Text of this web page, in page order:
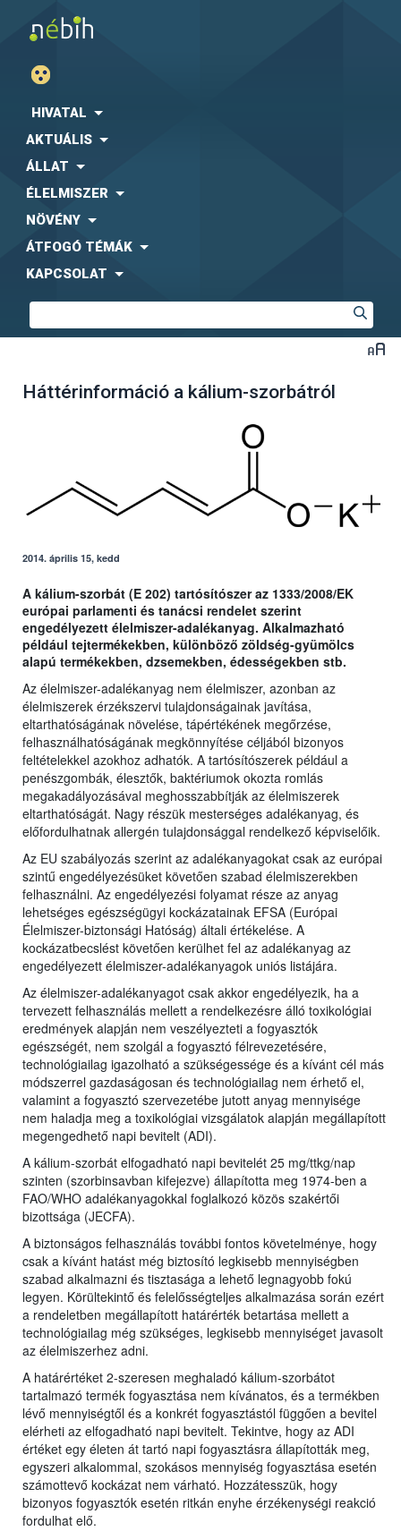
HIVATAL
AKTUÁLIS
ÁLLAT
ÉLELMISZER
NÖVÉNY
ÁTFOGÓ TÉMÁK
KAPCSOLAT
Háttérinformáció a kálium-szorbátról
2014. április 15, kedd
A kálium-szorbát (E 202) tartósítószer az 1333/2008/EK
európai parlamenti és tanácsi rendelet szerint
engedélyezett élelmiszer-adalékanyag. Alkalmazható
például tejtermékekben, különböző zöldség-gyümölcs
alapú termékekben, dzsemekben, édességekben stb.
Az élelmiszer-adalékanyag nem élelmiszer, azonban az
élelmiszerek érzékszervi tulajdonságainak javítása,
eltarthatóságának növelése, tápértékének megőrzése,
felhasználhatóságának megkönnyítése céljából bizonyos
feltételekkel azokhoz adhatók. A tartósítószerek például a
penészgombák, élesztők, baktériumok okozta romlás
megakadályozásával meghosszabbítják az élelmiszerek
eltarthatóságát. Nagy részük mesterséges adalékanyag, és
előfordulhatnak allergén tulajdonsággal rendelkező képviselőik.
Az EU szabályozás szerint az adalékanyagokat csak az európai
szintű engedélyezésüket követően szabad élelmiszerekben
felhasználni. Az engedélyezési folyamat része az anyag
lehetséges egészségügyi kockázatainak EFSA (Európai
Élelmiszer-biztonsági Hatóság) általi értékelése. A
kockázatbecslést követően kerülhet fel az adalékanyag az
engedélyezett élelmiszer-adalékanyagok uniós listájára.
Az élelmiszer-adalékanyagot csak akkor engedélyezik, ha a
tervezett felhasználás mellett a rendelkezésre álló toxikológiai
eredmények alapján nem veszélyezteti a fogyasztók
egészségét, nem szolgál a fogyasztó félrevezetésére,
technológiailag igazolható a szükségessége és a kívánt cél más
módszerrel gazdaságosan és technológiailag nem érhető el,
valamint a fogyasztó szervezetébe jutott anyag mennyisége
nem haladja meg a toxikológiai vizsgálatok alapján megállapított
megengedhető napi bevitelt (ADI).
A kálium-szorbát elfogadható napi bevitelét 25 mg/ttkg/nap
szinten (szorbinsavban kifejezve) állapította meg 1974-ben a
FAO/WHO adalékanyagokkal foglalkozó közös szakértői
bizottsága (JECFA).
A biztonságos felhasználás további fontos követelménye, hogy
csak a kívánt hatást még biztosító legkisebb mennyiségben
szabad alkalmazni és tisztasága a lehető legnagyobb fokú
legyen. Körültekintő és felelősségteljes alkalmazása során ezért
a rendeletben megállapított határérték betartása mellett a
technológiailag még szükséges, legkisebb mennyiséget javasolt
az élelmiszerhez adni.
A határértéket 2-szeresen meghaladó kálium-szorbátot
tartalmazó termék fogyasztása nem kívánatos, és a termékben
lévő mennyiségtől és a konkrét fogyasztástól függően a bevitel
elérheti az elfogadható napi bevitelt. Tekintve, hogy az ADI
értéket egy életen át tartó napi fogyasztásra állapították meg,
egyszeri alkalommal, szokásos mennyiség fogyasztása esetén
számottevő kockázat nem várható. Hozzátesszük, hogy
bizonyos fogyasztók esetén ritkán enyhe érzékenységi reakció
fordulhat elő.